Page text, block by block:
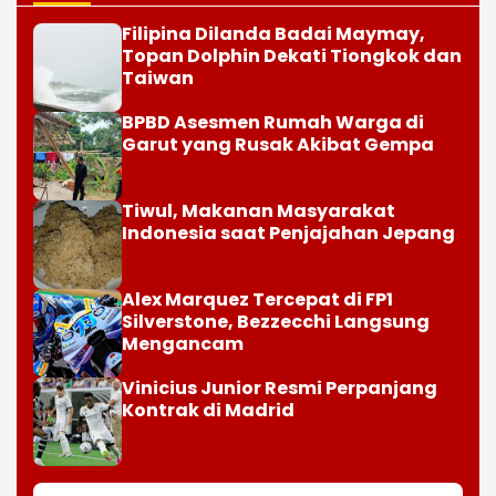
Filipina Dilanda Badai Maymay,
Topan Dolphin Dekati Tiongkok dan
Taiwan
BPBD Asesmen Rumah Warga di
Garut yang Rusak Akibat Gempa
Tiwul, Makanan Masyarakat
Indonesia saat Penjajahan Jepang
Alex Marquez Tercepat di FP1
Silverstone, Bezzecchi Langsung
Mengancam
Vinicius Junior Resmi Perpanjang
Kontrak di Madrid